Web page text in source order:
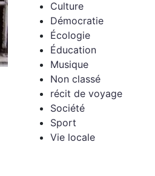
Culture
Démocratie
Écologie
Éducation
Musique
Non classé
récit de voyage
Société
Sport
Vie locale